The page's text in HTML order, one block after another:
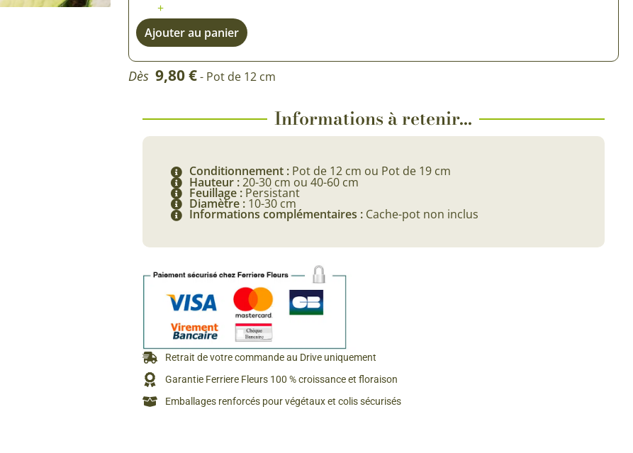
Bulbes de fleurs de A à Z
+
Ajouter au panier
Dès 9,80€- Pot de 12 cm
Informations à retenir...
Conditionnement : Pot de 12 cm ou Pot de 19 cm
Hauteur :20-30 cm ou 40-60 cm
Feuillage : Persistant
Diamètre : 10-30 cm
Informations complémentaires : Cache-pot non inclus
Retrait de votre commande au Drive uniquement
Garantie Ferriere Fleurs 100 % croissance et floraison
Emballages renforcés pour végétaux et colis sécurisés